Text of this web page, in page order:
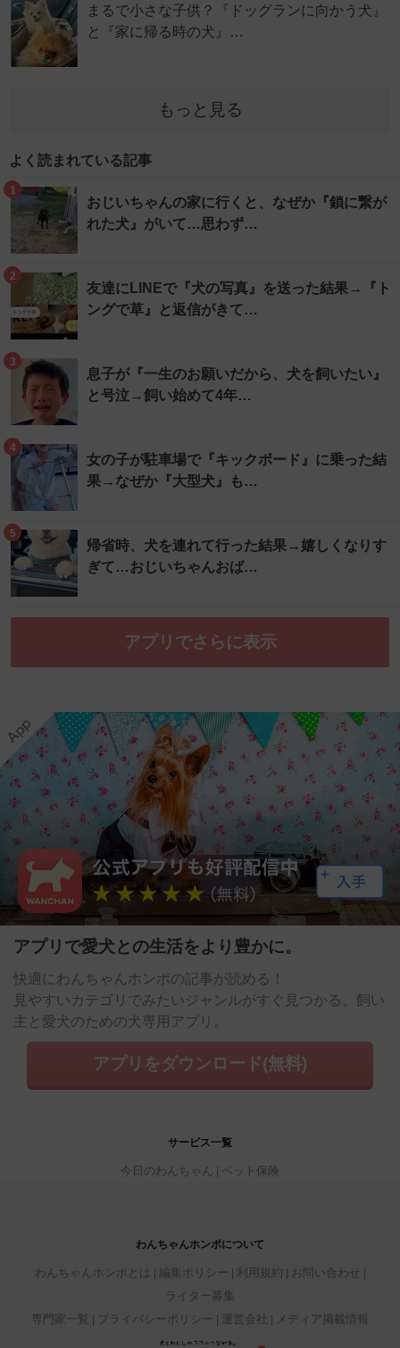
まるで小さな子供？『ドッグランに向かう犬』
と『家に帰る時の犬』…
もっと見る
よく読まれている記事
1
おじいちゃんの家に行くと、なぜか『鎖に繋が
れた犬』がいて…思わず…
2
友達にLINEで『犬の写真』を送った結果→『ト
ングで草』と返信がきて…
3
息子が『一生のお願いだから、犬を飼いたい』
と号泣→飼い始めて4年…
4
女の子が駐車場で『キックボード』に乗った結
果→なぜか『大型犬』も…
5
帰省時、犬を連れて行った結果→嬉しくなりす
ぎて…おじいちゃんおば…
アプリでさらに表示
アプリで愛犬との生活をより豊かに。
快適にわんちゃんホンポの記事が読める！
見やすいカテゴリでみたいジャンルがすぐ見つかる。飼い
主と愛犬のための犬専用アプリ。
アプリをダウンロード(無料)
サービス一覧
今日のわんちゃん ペット保険
わんちゃんホンポについて
わんちゃんホンポとは 編集ポリシー 利用規約
お問い合わせ
ライター募集
専門家一覧
プライバシーポリシー 運営会社 メディア掲載情報